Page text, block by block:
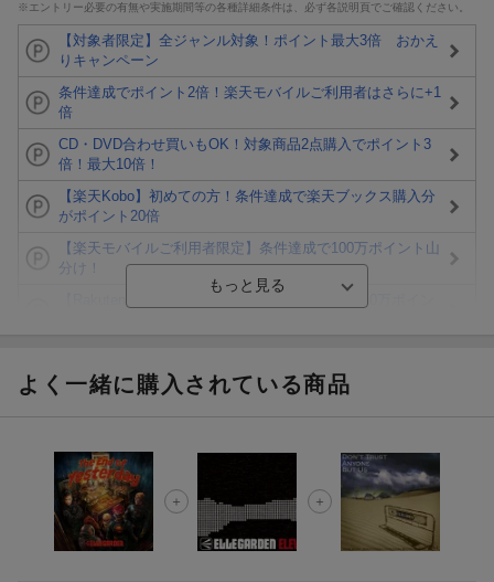
※エントリー必要の有無や実施期間等の各種詳細条件は、必ず各説明頁でご確認ください。
【対象者限定】全ジャンル対象！ポイント最大3倍 おかえ
りキャンペーン
条件達成でポイント2倍！楽天モバイルご利用者はさらに+1
倍
CD・DVD合わせ買いもOK！対象商品2点購入でポイント3
倍！最大10倍！
【楽天Kobo】初めての方！条件達成で楽天ブックス購入分
がポイント20倍
【楽天モバイルご利用者限定】条件達成で100万ポイント山
分け！
が当たる！
楽天モバイル紹介キャンペーンの拡散で300円OFFクーポン
進呈
条件達成で楽天限定・宝塚歌劇 宙組貸切公演ペアチケット
が当たる
よく一緒に購入されている商品